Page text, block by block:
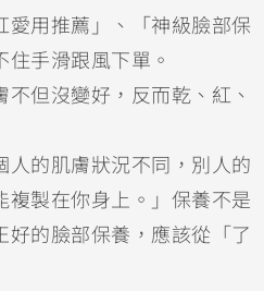
愛用推薦」、「神級臉部保
手滑跟風下單。
但沒變好，反而乾、紅、
人的肌膚狀況不同，別人的
複製在你身上。」保養不是
好的臉部保養，應該從「了